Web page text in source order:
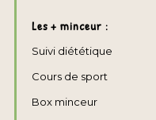
Les + minceur :
Suivi diététique
Cours de sport
Box minceur